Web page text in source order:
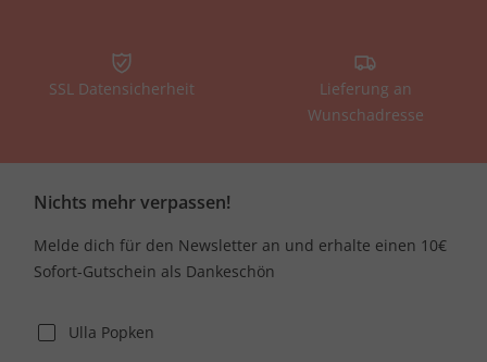
SSL Datensicherheit
Lieferung an
Wunschadresse
Nichts mehr verpassen!
Melde dich für den Newsletter an und erhalte einen 10€
Sofort-Gutschein als Dankeschön
Ulla Popken